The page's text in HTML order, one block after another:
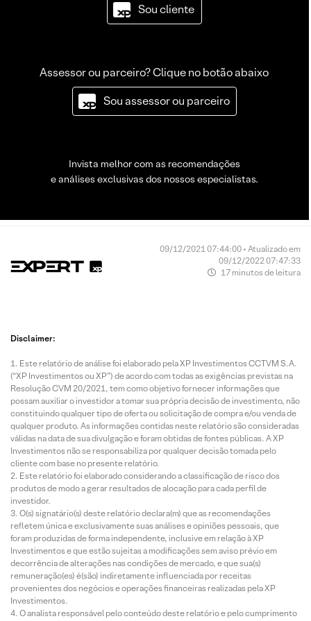
Sou cliente
Assessor ou parceiro? Clique no botão abaixo
Sou assessor ou parceiro
Invista melhor com as recomendações
e análises exclusivas dos nossos especialistas.
09/12/2021 07:44:00 • Atualizado em
09/12/2022 07:47:33
17 minutos de leitura
Disclaimer:
Este relatório de análise foi elaborado pela XP Investimentos CCTVM S.A.
(“XP Investimentos ou XP”) de acordo com todas as exigências previstas na
Resolução CVM 20/2021, tem como objetivo fornecer informações que
possam auxiliar o investidor a tomar sua própria decisão de investimento, não
constituindo qualquer tipo de oferta ou solicitação de compra e/ou venda de
qualquer produto. As informações contidas neste relatório são consideradas
válidas na data de sua divulgação e foram obtidas de fontes públicas. A XP
Investimentos não se responsabiliza por qualquer decisão tomada pelo
cliente com base no presente relatório.
Este relatório foi elaborado considerando a classificação de risco dos
produtos de modo a gerar resultados de alocação para cada perfil de
investidor.
O(s) signatário(s) deste relatório declara(m) que as recomendações
refletem única e exclusivamente suas análises e opiniões pessoais, que
foram produzidas de forma independente, inclusive em relação à XP
Investimentos e que estão sujeitas a modificações sem aviso prévio em
decorrência de alterações nas condições de mercado, e que sua(s)
remuneração(es) é(são) indiretamente influenciada por receitas
provenientes dos negócios e operações financeiras realizadas pela XP
Investimentos.
O analista responsável pelo conteúdo deste relatório e pelo cumprimento